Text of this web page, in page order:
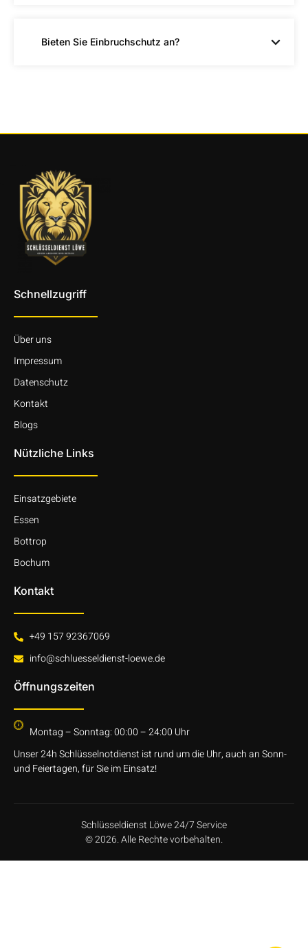
Bieten Sie Einbruchschutz an?
Schnellzugriff
Über uns
Impressum
Datenschutz
Kontakt
Blogs
Nützliche Links
Einsatzgebiete
Essen
Bottrop
Bochum
Kontakt
+49 157 92367069
info@schluesseldienst-loewe.de
Öffnungszeiten
Montag – Sonntag: 00:00 – 24:00 Uhr
Unser 24h Schlüsselnotdienst ist rund um die Uhr, auch an Sonn-
und Feiertagen, für Sie im Einsatz!
Schlüsseldienst Löwe 24/7 Service
© 2026. Alle Rechte vorbehalten.